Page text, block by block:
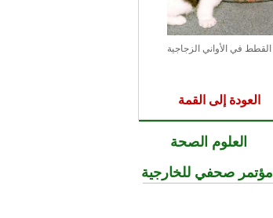
القطط في الأواني الزجاجية
العودة إلى القمة
العلوم الصحة
مؤتمر صحفي للخارجية